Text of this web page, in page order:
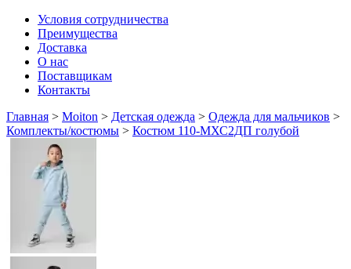
Условия сотрудничества
Преимущества
Доставка
О нас
Поставщикам
Контакты
Главная > Moiton > Детская одежда > Одежда для мальчиков >
Комплекты/костюмы > Костюм 110-МХС2ДП голубой